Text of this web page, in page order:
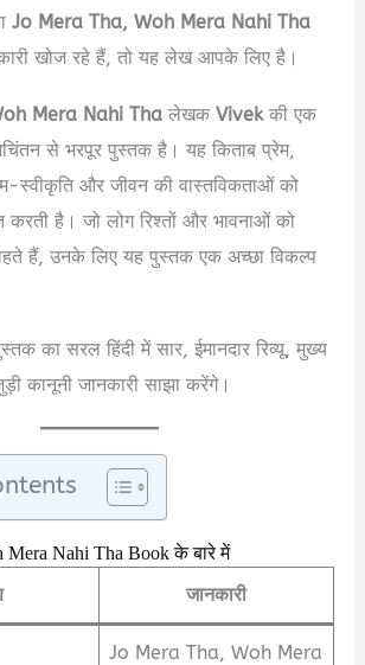
Jo Mera Tha, Woh Mera Nahi Tha
खोज रहे हैं, तो यह लेख आपके लिए है।
Mera Nahi Tha लेखकVivekकी एक
से भरपूर पुस्तक है। यह किताब प्रेम,
स्वीकृति और जीवन की वास्तविकताओं को
करती है। जो लोग रिश्तों और भावनाओं को
हैं, उनके लिए यह पुस्तक एक अच्छा विकल्प
का सरल हिंदी में सार, ईमानदार रिव्यू, मुख्य
कानूनी जानकारी साझा करेंगे।
Mera Nahi Tha Book के बारे में
जानकारी
Jo Mera Tha, Woh Mera